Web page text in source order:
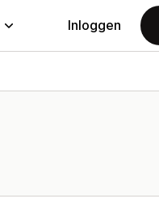
Inloggen